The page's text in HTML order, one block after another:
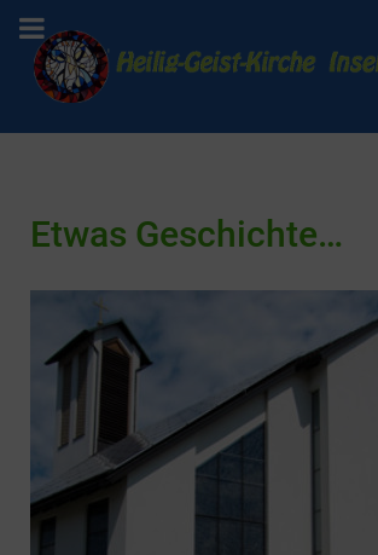
Etwas Geschichte…